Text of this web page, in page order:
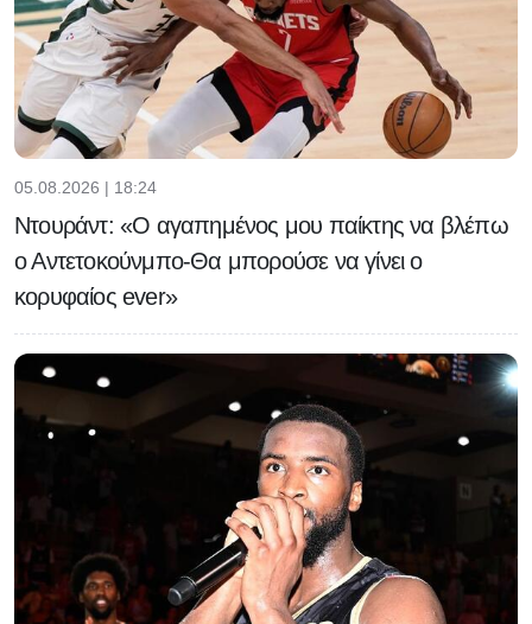
05.08.2026 | 18:24
Ντουράντ: «Ο αγαπημένος μου παίκτης να βλέπω
ο Αντετοκούνμπο-Θα μπορούσε να γίνει ο
κορυφαίος ever»